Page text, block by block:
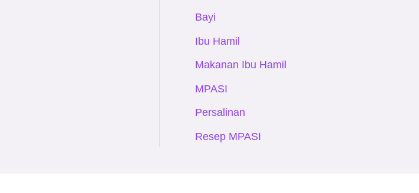
Bayi
Ibu Hamil
Makanan Ibu Hamil
MPASI
Persalinan
Resep MPASI